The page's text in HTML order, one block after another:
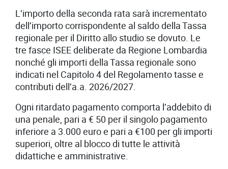
L’importo della seconda rata sarà incrementato
dell’importo corrispondente al saldo della Tassa
regionale per il Diritto allo studio se dovuto. Le
tre fasce ISEE deliberate da Regione Lombardia
nonché gli importi della Tassa regionale sono
indicati nel Capitolo 4 del Regolamento tasse e
contributi dell’a.a. 2026/2027.
Ogni ritardato pagamento comporta l’addebito di
una penale, pari a € 50 per il singolo pagamento
inferiore a 3.000 euro e pari a €100 per gli importi
superiori, oltre al blocco di tutte le attività
didattiche e amministrative.